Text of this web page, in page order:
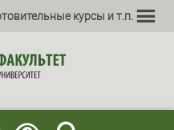
курсы и т.п.